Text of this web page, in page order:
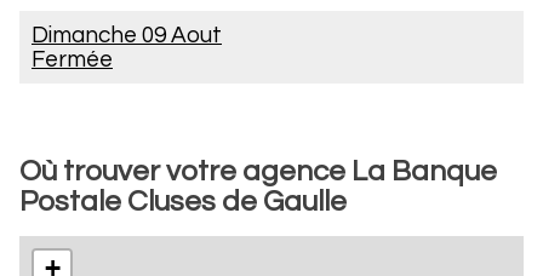
Dimanche 09 Aout
Fermée
Où trouver votre agence La Banque
Postale Cluses de Gaulle
+